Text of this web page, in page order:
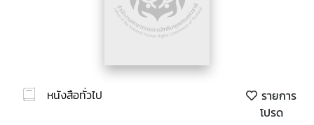
หนังสือทั่วไป
รายการ
โปรด